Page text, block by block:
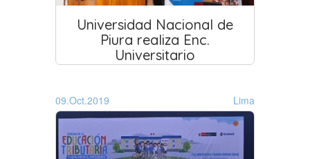
Universidad Nacional de
Piura realiza Enc.
Universitario
09.Oct.2019 Lima